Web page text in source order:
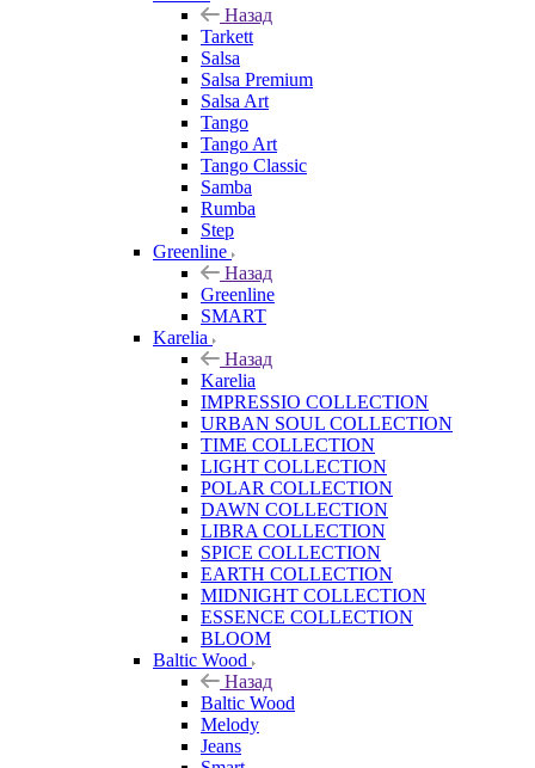
Назад
Tarkett
Salsa
Salsa Premium
Salsa Art
Tango
Tango Art
Tango Classic
Samba
Rumba
Step
Greenline
Назад
Greenline
SMART
Karelia
Назад
Karelia
IMPRESSIO COLLECTION
URBAN SOUL COLLECTION
TIME COLLECTION
LIGHT COLLECTION
POLAR COLLECTION
DAWN COLLECTION
LIBRA COLLECTION
SPICE COLLECTION
EARTH COLLECTION
MIDNIGHT COLLECTION
ESSENCE COLLECTION
BLOOM
Baltic Wood
Назад
Baltic Wood
Melody
Jeans